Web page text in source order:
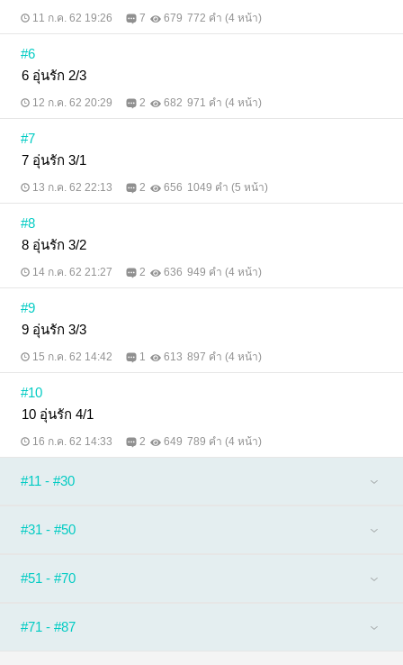
11 ก.ค. 62 19:26 7 679 772 คำ (4 หน้า)
#6
6 อุ่นรัก 2/3
12 ก.ค. 62 20:29 2 682 971 คำ (4 หน้า)
#7
7 อุ่นรัก 3/1
13 ก.ค. 62 22:13 2 656 1049 คำ (5 หน้า)
#8
8 อุ่นรัก 3/2
14 ก.ค. 62 21:27 2 636 949 คำ (4 หน้า)
#9
9 อุ่นรัก 3/3
15 ก.ค. 62 14:42 1 613 897 คำ (4 หน้า)
#10
10 อุ่นรัก 4/1
16 ก.ค. 62 14:33 2 649 789 คำ (4 หน้า)
#11 - #30
#31 - #50
#51 - #70
#71 - #87